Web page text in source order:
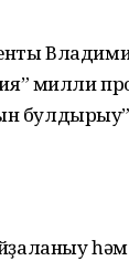
милли
булдырыу”